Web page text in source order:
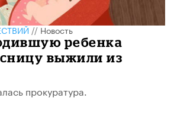
//Новость
ребенка
выжили из
прокуратура.